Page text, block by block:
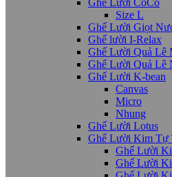
Ghế Lười CoCo
Size L
Ghế Lười Giọt
Ghế lười I-Relax
Ghế Lười Quả Lê
Ghế Lười Quả Lê
Ghế Lười K-bean
Canvas
Micro
Nhung
Ghế Lười Lotus
Ghế Lười Kim Tự
Ghế Lười
Ghế Lười